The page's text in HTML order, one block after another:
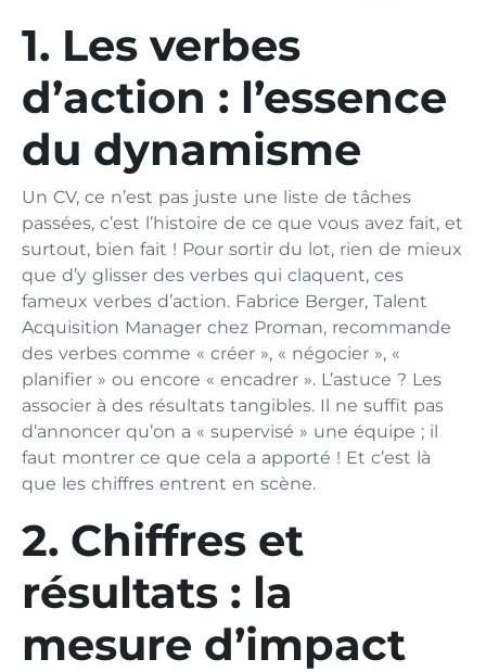
1. Les verbes
d’action : l’essence
du dynamisme
Un CV, ce n’est pas juste une liste de tâches
passées, c’est l’histoire de ce que vous avez fait, et
surtout, bien fait ! Pour sortir du lot, rien de mieux
que d’y glisser des verbes qui claquent, ces
fameux verbes d’action. Fabrice Berger, Talent
Acquisition Manager chez Proman, recommande
des verbes comme « créer », « négocier », «
planifier » ou encore « encadrer ». L’astuce ? Les
associer à des résultats tangibles. Il ne suffit pas
d’annoncer qu’on a « supervisé » une équipe ; il
faut montrer ce que cela a apporté ! Et c’est là
que les chiffres entrent en scène.
2. Chiffres et
résultats : la
mesure d’impact